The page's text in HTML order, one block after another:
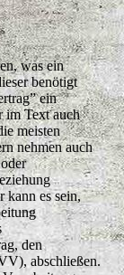
was ein
benötigt
ein
im Text auch
meisten
nehmen auch
kann es sein,
den
abschließen.